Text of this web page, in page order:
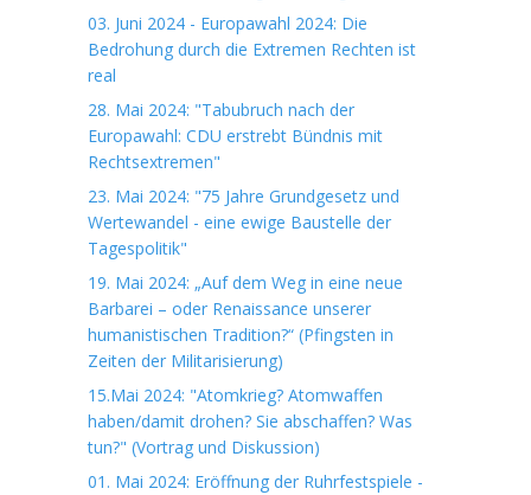
03. Juni 2024 - Europawahl 2024: Die
Bedrohung durch die Extremen Rechten ist
real
28. Mai 2024: "Tabubruch nach der
Europawahl: CDU erstrebt Bündnis mit
Rechtsextremen"
23. Mai 2024: "75 Jahre Grundgesetz und
Wertewandel - eine ewige Baustelle der
Tagespolitik"
19. Mai 2024: „Auf dem Weg in eine neue
Barbarei – oder Renaissance unserer
humanistischen Tradition?“ (Pfingsten in
Zeiten der Militarisierung)
15.Mai 2024: "Atomkrieg? Atomwaffen
haben/damit drohen? Sie abschaffen? Was
tun?" (Vortrag und Diskussion)
01. Mai 2024: Eröffnung der Ruhrfestspiele -